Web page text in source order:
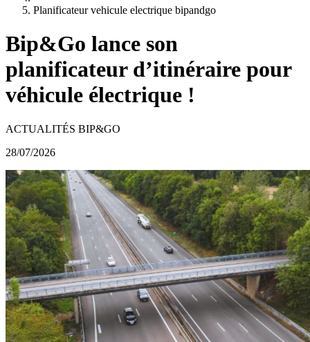
Planificateur vehicule electrique bipandgo
Bip&Go lance son
planificateur d’itinéraire pour
véhicule électrique !
ACTUALITÉS BIP&GO
28/07/2026